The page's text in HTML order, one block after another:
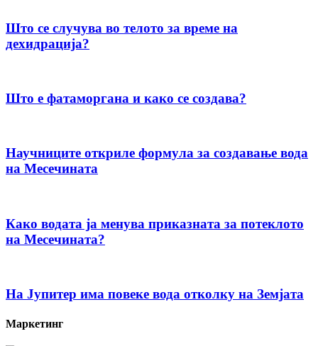
Што се случува во телото за време на
дехидрација?
Што е фатаморгана и како се создава?
Научниците откриле формула за создавање вода
на Месечината
Како водата ја менува приказната за потеклото
на Месечината?
На Јупитер има повеке вода отколку на Земјата
Маркетинг